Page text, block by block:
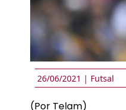
26/06/2021 | Futsal
(Por Telam)